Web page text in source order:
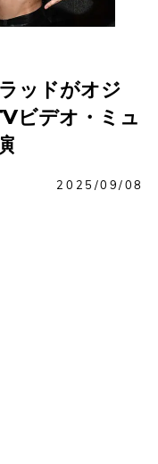
ッドがオジ
ビデオ・ミュ
2025/09/08